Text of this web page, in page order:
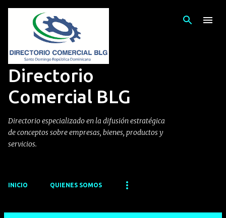
Directorio
Comercial BLG
Directorio especializado en la difusión estratégica
de conceptos sobre empresas, bienes, productos y
servicios.
INICIO QUIENES SOMOS